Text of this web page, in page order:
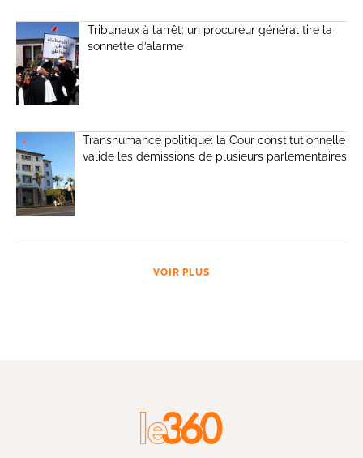
Tribunaux à l’arrêt: un procureur général tire la
sonnette d’alarme
Transhumance politique: la Cour constitutionnelle
valide les démissions de plusieurs parlementaires
VOIR PLUS